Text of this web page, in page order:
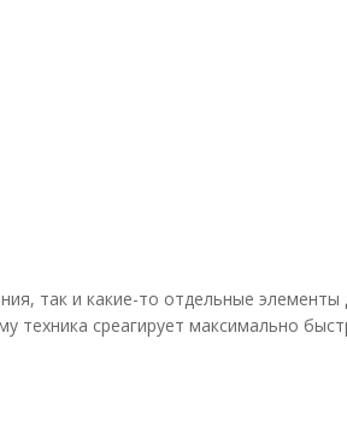
так и какие-то отдельные элементы
среагирует максимально